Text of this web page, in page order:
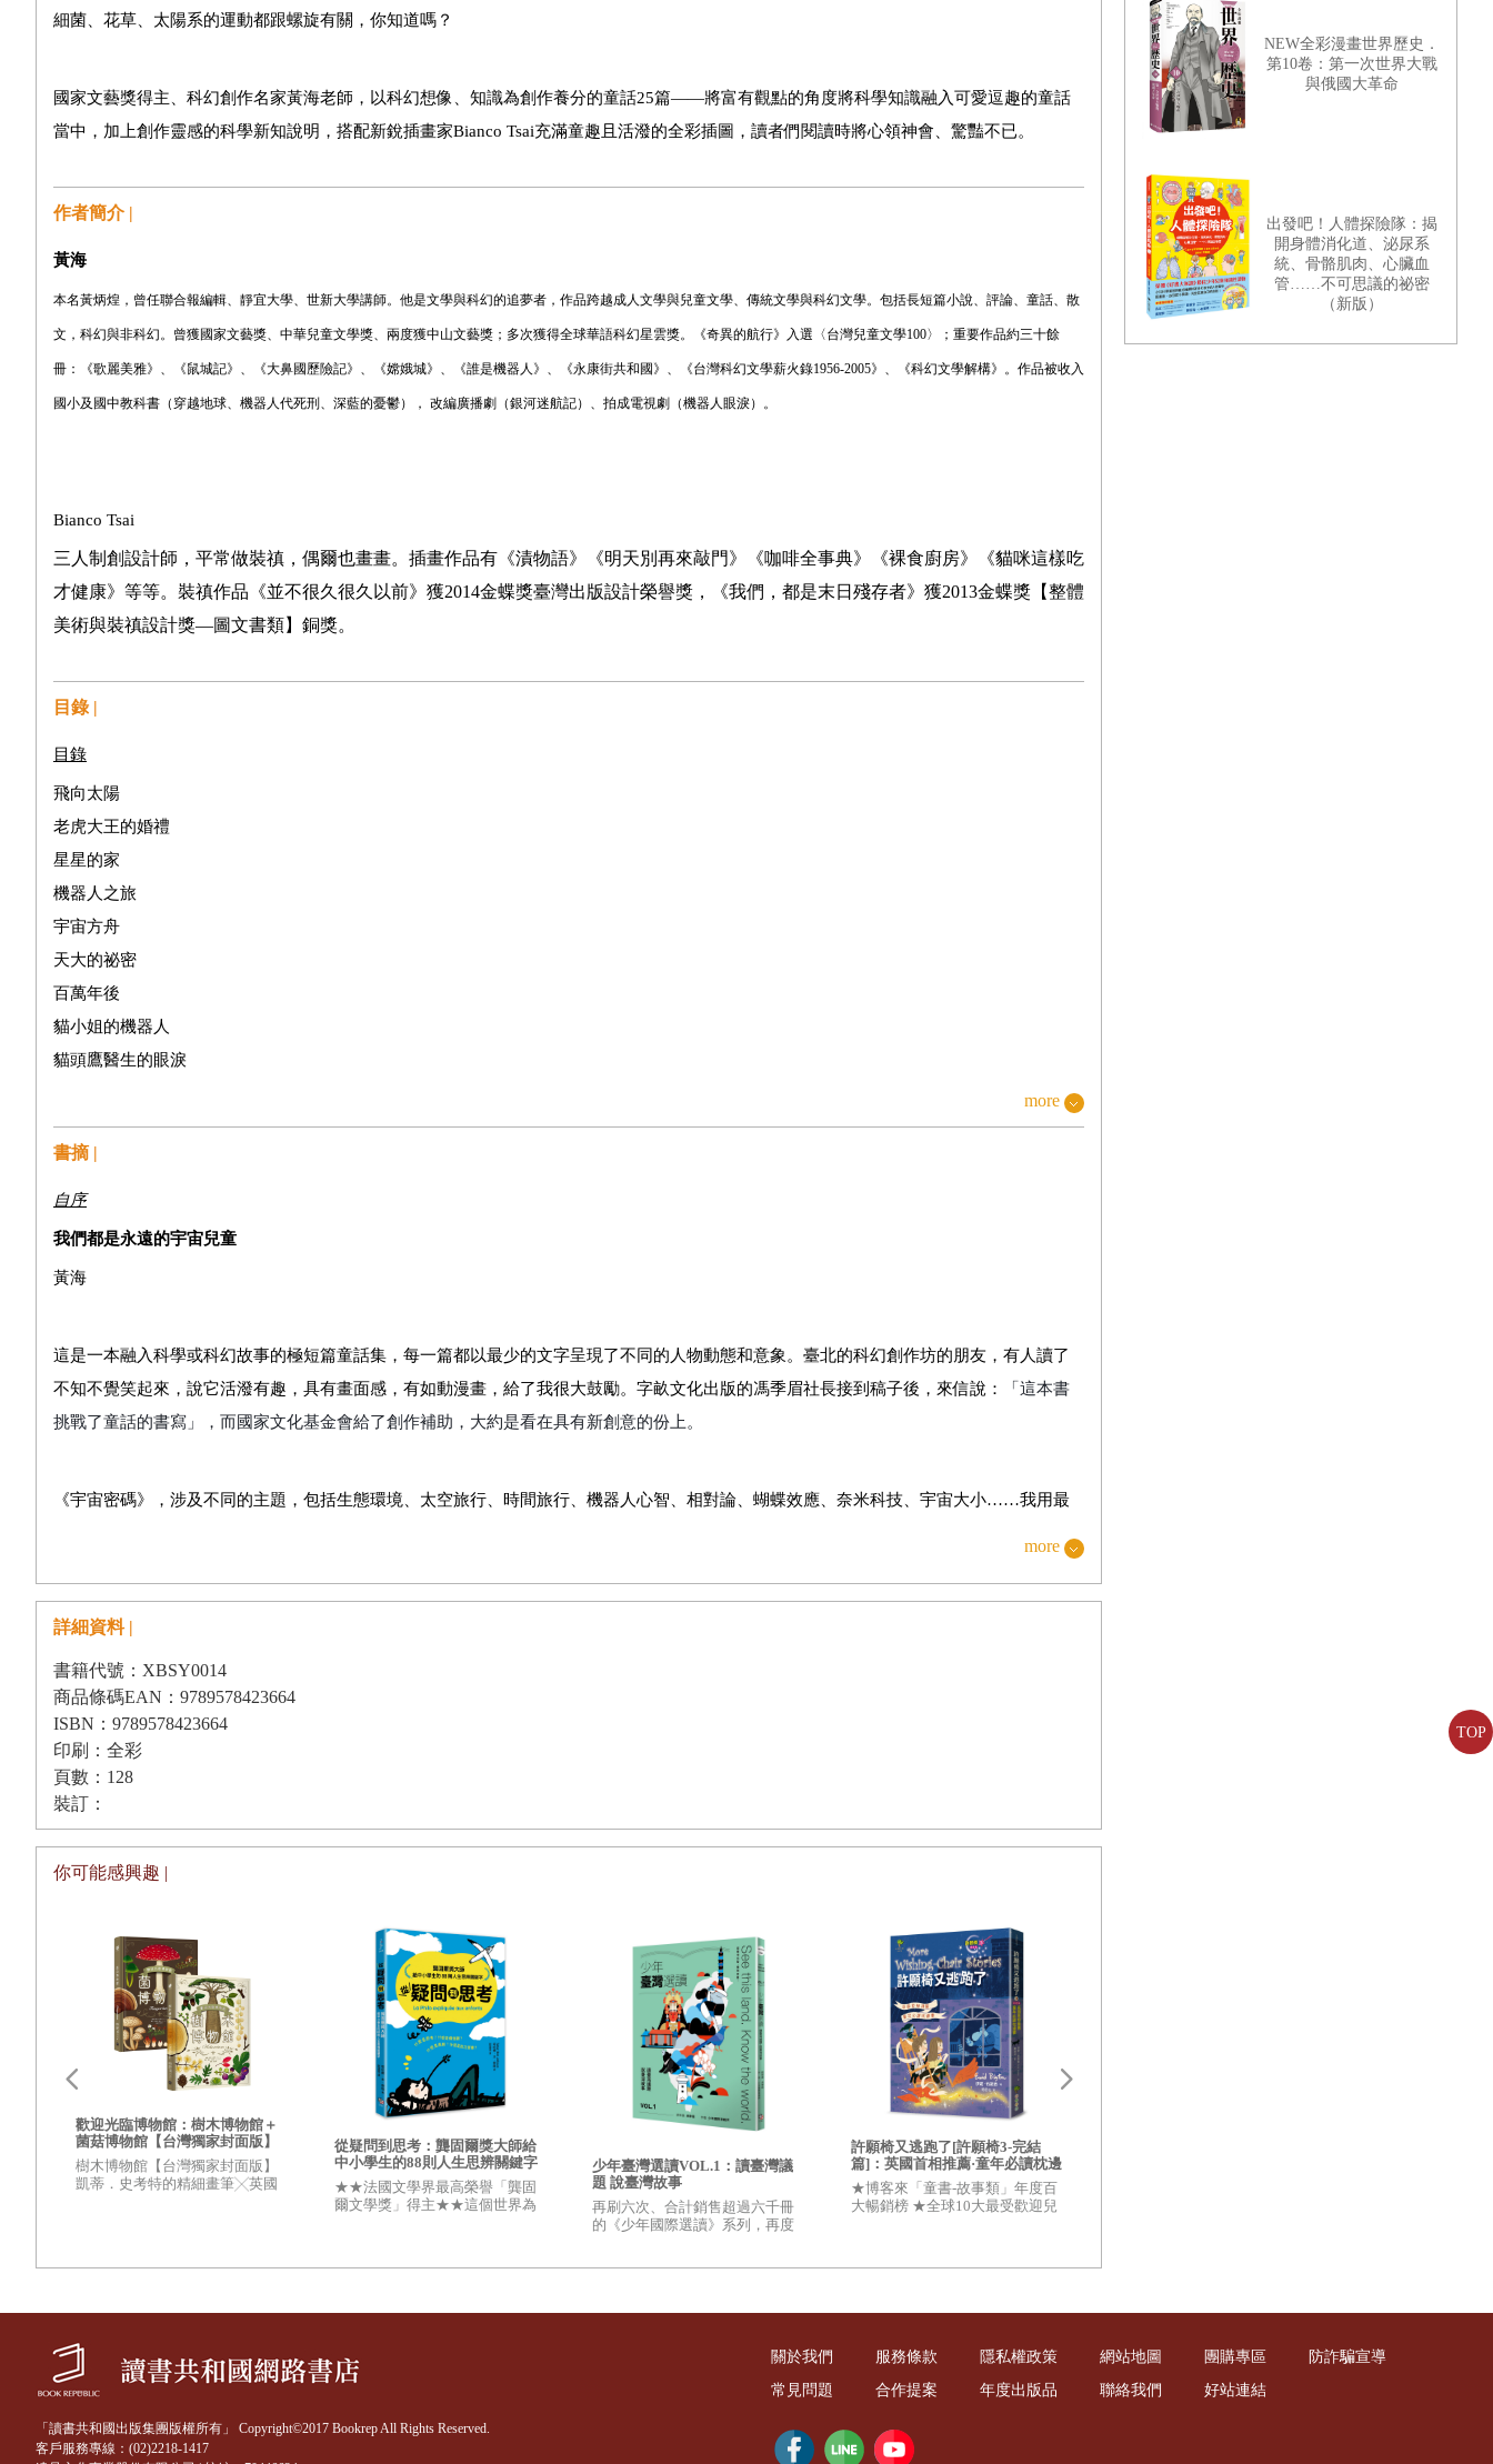
TOP
細菌、花草、太陽系的運動都跟螺旋有關，你知道嗎？
國家文藝獎得主、科幻創作名家黃海老師，以科幻想像、知識為創作養分的童話25篇——將富有觀點的角度將科學知識融入可愛逗趣的童話
當中，加上創作靈感的科學新知說明，搭配新銳插畫家Bianco Tsai充滿童趣且活潑的全彩插圖，讀者們閱讀時將心領神會、驚豔不已。
作者簡介 |
黃海
本名黃炳煌，曾任聯合報編輯、靜宜大學、世新大學講師。他是文學與科幻的追夢者，作品跨越成人文學與兒童文學、傳統文學與科幻文學。包括長短篇小說、評論、童話、散
文，科幻與非科幻。曾獲國家文藝獎、中華兒童文學獎、兩度獲中山文藝獎；多次獲得全球華語科幻星雲獎。《奇異的航行》入選〈台灣兒童文學100〉；重要作品約三十餘
冊：《歌麗美雅》、《鼠城記》、《大鼻國歷險記》、《嫦娥城》、《誰是機器人》、《永康街共和國》、《台灣科幻文學薪火錄1956-2005》、《科幻文學解構》。作品被收入
國小及國中教科書（穿越地球、機器人代死刑、深藍的憂鬱）， 改編廣播劇（銀河迷航記）、拍成電視劇（機器人眼淚）。
Bianco Tsai
三人制創設計師，平常做裝禛，偶爾也畫畫。插畫作品有《漬物語》《明天別再來敲門》《咖啡全事典》《裸食廚房》《貓咪這樣吃
才健康》等等。裝禛作品《並不很久很久以前》獲2014金蝶獎臺灣出版設計榮譽獎，《我們，都是末日殘存者》獲2013金蝶獎【整體
美術與裝禛設計獎—圖文書類】銅獎。
目錄 |
目錄
飛向太陽
老虎大王的婚禮
星星的家
機器人之旅
宇宙方舟
天大的祕密
百萬年後
貓小姐的機器人
貓頭鷹醫生的眼淚
牛頓的兩頭霧水
蝴蝶效應
原子吉他
北極熊與企鵝
有限或無限
天空的礦工
羊咩咩放屁
螺旋密碼
more
書摘 |
自序
我們都是永遠的宇宙兒童
黃海
這是一本融入科學或科幻故事的極短篇童話集，每一篇都以最少的文字呈現了不同的人物動態和意象。臺北的科幻創作坊的朋友，有人讀了
不知不覺笑起來，說它活潑有趣，具有畫面感，有如動漫畫，給了我很大鼓勵。字畝文化出版的馮季眉社長接到稿子後，來信說：
「這本書
挑戰了童話的書寫」，而國家文化基金會給了創作補助，大約是看在具有新創意的份上。
《宇宙密碼》，涉及不同的主題，包括生態環境、太空旅行、時間旅行、機器人心智、相對論、蝴蝶效應、奈米科技、宇宙大小……我用最
立在精靈、仙子、傳奇、民間傳說或生活故事上，然而科技日新月異，逐漸滲透到各個領域，面對新事物、新觀念的衝擊，童話需要融合新
元素，變化新形式，不再受傳統拘束。從國語日報每年舉辨的牧笛獎看得出，融入科學或科幻的創意作品，容易獲得評審垂青，優勝入選。
回顧science fiction（科學小說，或科幻小說）一詞的提出，遠在美國一九二六年出現科幻雜誌之前，可以追溯到一八五一年英國的威廉‧威爾
遜（William Wilson）在他的詩歌中創用了science fiction一詞，他認為可以用科學故事取代過去的傳奇浪漫故事，以啟發兒童新知。威爾遜的
提議早已被人遺忘，卻值得重視提倡。這本集子，也許就是適當的體現。
我從成人科幻創作兼顧及少兒科幻創作，有一些背景因素。我有一對雙胞胎兒子，我陪伴雙胞胎走過童年，而他們陪伴我的歲月也是我的第
二個童年，後來他們去了美國讀書，並落地生根成為新移民，我無緣和他們下一代的兒女相處，否則我就有了第三個童年。
從一九九七年開始寫第一篇〈飛向太陽〉，也是我告別第二個童年之始，直到二十年後申請到國家文化藝術基金會創作補助，陸續完成六十
篇創作。今天臺灣缺少具有同樣理念和創作能量的作家，山鷹的詩作曾給了我觀摩，林茵、邱傑也提供了借鏡。
臺灣的文化出版界能夠出版經營類似的讀物，必須獨具慧眼，字畝出版社是具有高瞻遠矚和活力的少數。
每個人、每位作家心裡都住著一個小孩。《二○○一太空漫遊》的作者克拉克（Arthur Charles Clarke），去世之前為自己寫的墓誌銘是：「他
會一直持續，我們都是永遠的宇宙兒童。
日本女作家立原透耶（山本範子）曾經翻譯了幾篇在日文刊物發表，臺灣的《國語日報》、《中華日報》副刊、《地球公民365月刊》、《文
more
詳細資料 |
書籍代號：XBSY0014
商品條碼EAN：9789578423664
ISBN：9789578423664
印刷：全彩
頁數：128
裝訂：
你可能感興趣 |
歡迎光臨博物館：樹木博物館＋
菌菇博物館【台灣獨家封面版】
（兩冊套書）
樹木博物館【台灣獨家封面版】
凱蒂．史考特的精細畫筆╳英國
從疑問到思考：龔固爾獎大師給
中小學生的88則人生思辨關鍵字
★★法國文學界最高榮譽「龔固
爾文學獎」得主★★這個世界為
少年臺灣選讀VOL.1：讀臺灣議
題 說臺灣故事
再刷六次、合計銷售超過六千冊
的《少年國際選讀》系列，再度
許願椅又逃跑了[許願椅3-完結
篇]：英國首相推薦·童年必讀枕邊
書(暢銷二版)
★博客來「童書-故事類」年度百
大暢銷榜 ★全球10大最受歡迎兒
NEW全彩漫畫世界歷史．
第10卷：第一次世界大戰
與俄國大革命
出發吧！人體探險隊：揭
開身體消化道、泌尿系
統、骨骼肌肉、心臟血
管……不可思議的祕密
（新版）
關於我們 服務條款 隱私權政策 網站地圖 團購專區
防詐騙宣導
常見問題
合作提案 年度出版品 聯絡我們 好站連結
「讀書共和國出版集團版權所有」 Copyright©2017 Bookrep All Rights Reserved.
客戶服務專線：(02)2218-1417